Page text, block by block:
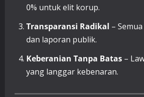
0% untuk elit korup.
Transparansi Radikal –
dan laporan publik.
Keberanian Tanpa Batas –
yang langgar kebenaran.